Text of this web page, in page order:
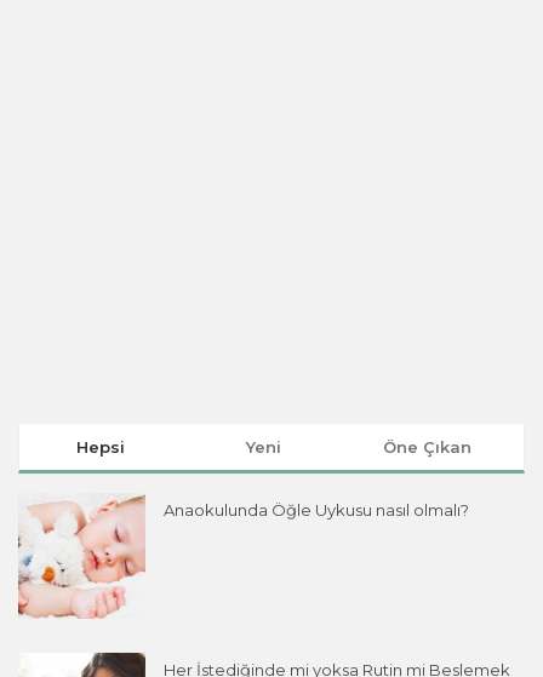
Hepsi Yeni Öne Çıkan
Anaokulunda Öğle Uykusu nasıl olmalı?
Her İstediğinde mi yoksa Rutin mi Beslemek